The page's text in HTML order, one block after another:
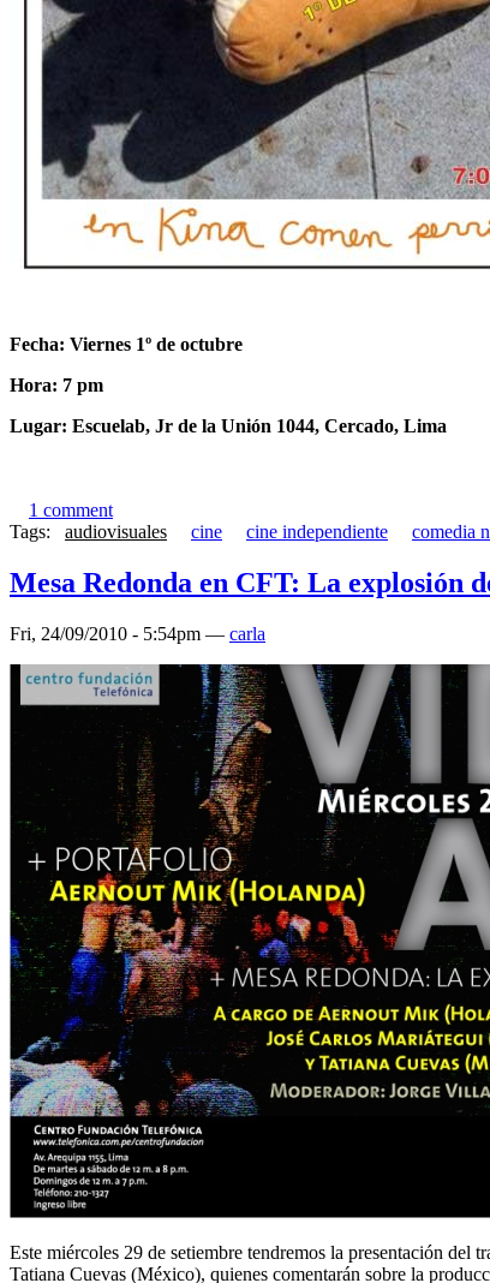
Fecha: Viernes 1º de octubre
Hora: 7 pm
Lugar: Escuelab, Jr de la Unión 1044, Cercado, Lima
1 comment
Tags:
audiovisuales cine cine independiente comedia
Mesa Redonda en CFT: La explosión
Fri, 24/09/2010 - 5:54pm — carla
Este miércoles 29 de setiembre tendremos la presentación
Tatiana Cuevas (México), quienes comentarán sobre la